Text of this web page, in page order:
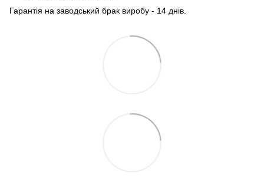
Гарантія на заводський брак виробу - 14 днів.